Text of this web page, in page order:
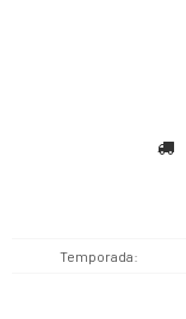
Temporada